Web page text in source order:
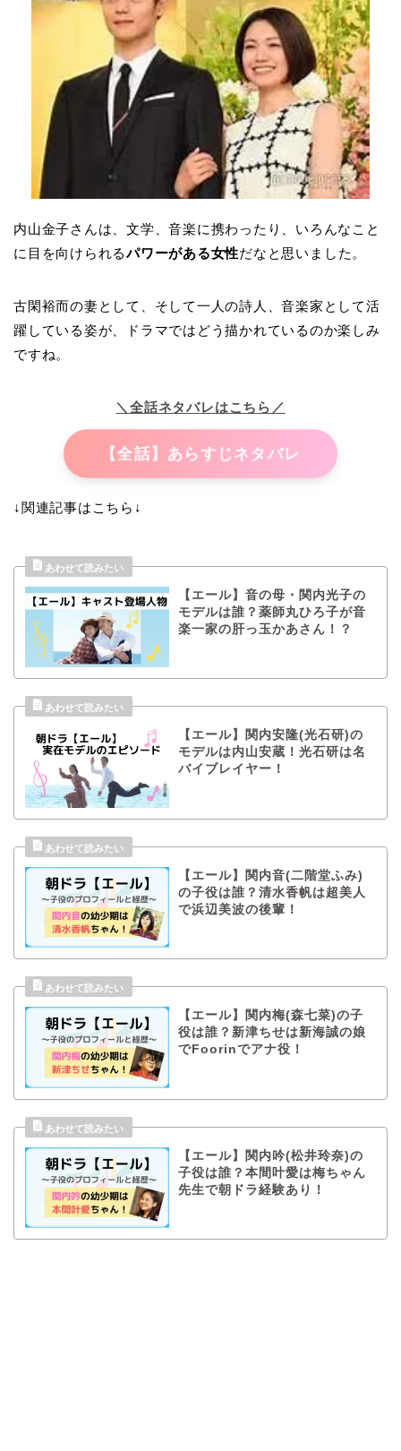
内山金子さんは、文学、音楽に携わったり、いろんなこと
に目を向けられるパワーがある女性だなと思いました。
古閑裕而の妻として、そして一人の詩人、音楽家として活
躍している姿が、ドラマではどう描かれているのか楽しみ
ですね。
＼全話ネタバレはこちら／
【全話】あらすじネタバレ
↓関連記事はこちら↓
【エール】音の母・関内光子の
モデルは誰？薬師丸ひろ子が音
楽一家の肝っ玉かあさん！？
【エール】関内安隆(光石研)の
モデルは内山安蔵！光石研は名
バイブレイヤー！
【エール】関内音(二階堂ふみ)
の子役は誰？清水香帆は超美人
で浜辺美波の後輩！
【エール】関内梅(森七菜)の子
役は誰？新津ちせは新海誠の娘
でFoorinでアナ役！
【エール】関内吟(松井玲奈)の
子役は誰？本間叶愛は梅ちゃん
先生で朝ドラ経験あり！